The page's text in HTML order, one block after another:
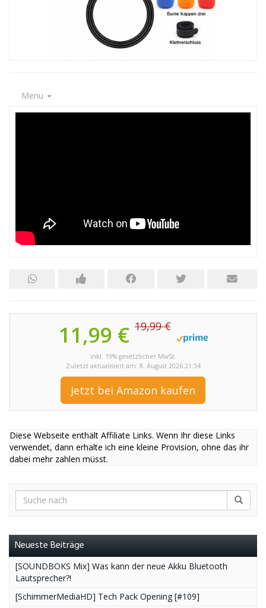
Menu
11,99 €19,99 €
inkl. 19% gesetzlicher MwSt.
Zuletzt aktualisiert am: 8. August 2026 21:34
Jetzt bei Amazon kaufen
Diese Webseite enthält Affiliate Links. Wenn Ihr diese Links
verwendet, dann erhalte ich eine kleine Provision, ohne das ihr
dabei mehr zahlen müsst.
Neueste Beiträge
[SOUNDBOKS Mix] Was kann der neue Akku Bluetooth
Lautsprecher?!
[SchimmerMediaHD] Tech Pack Opening [#109]